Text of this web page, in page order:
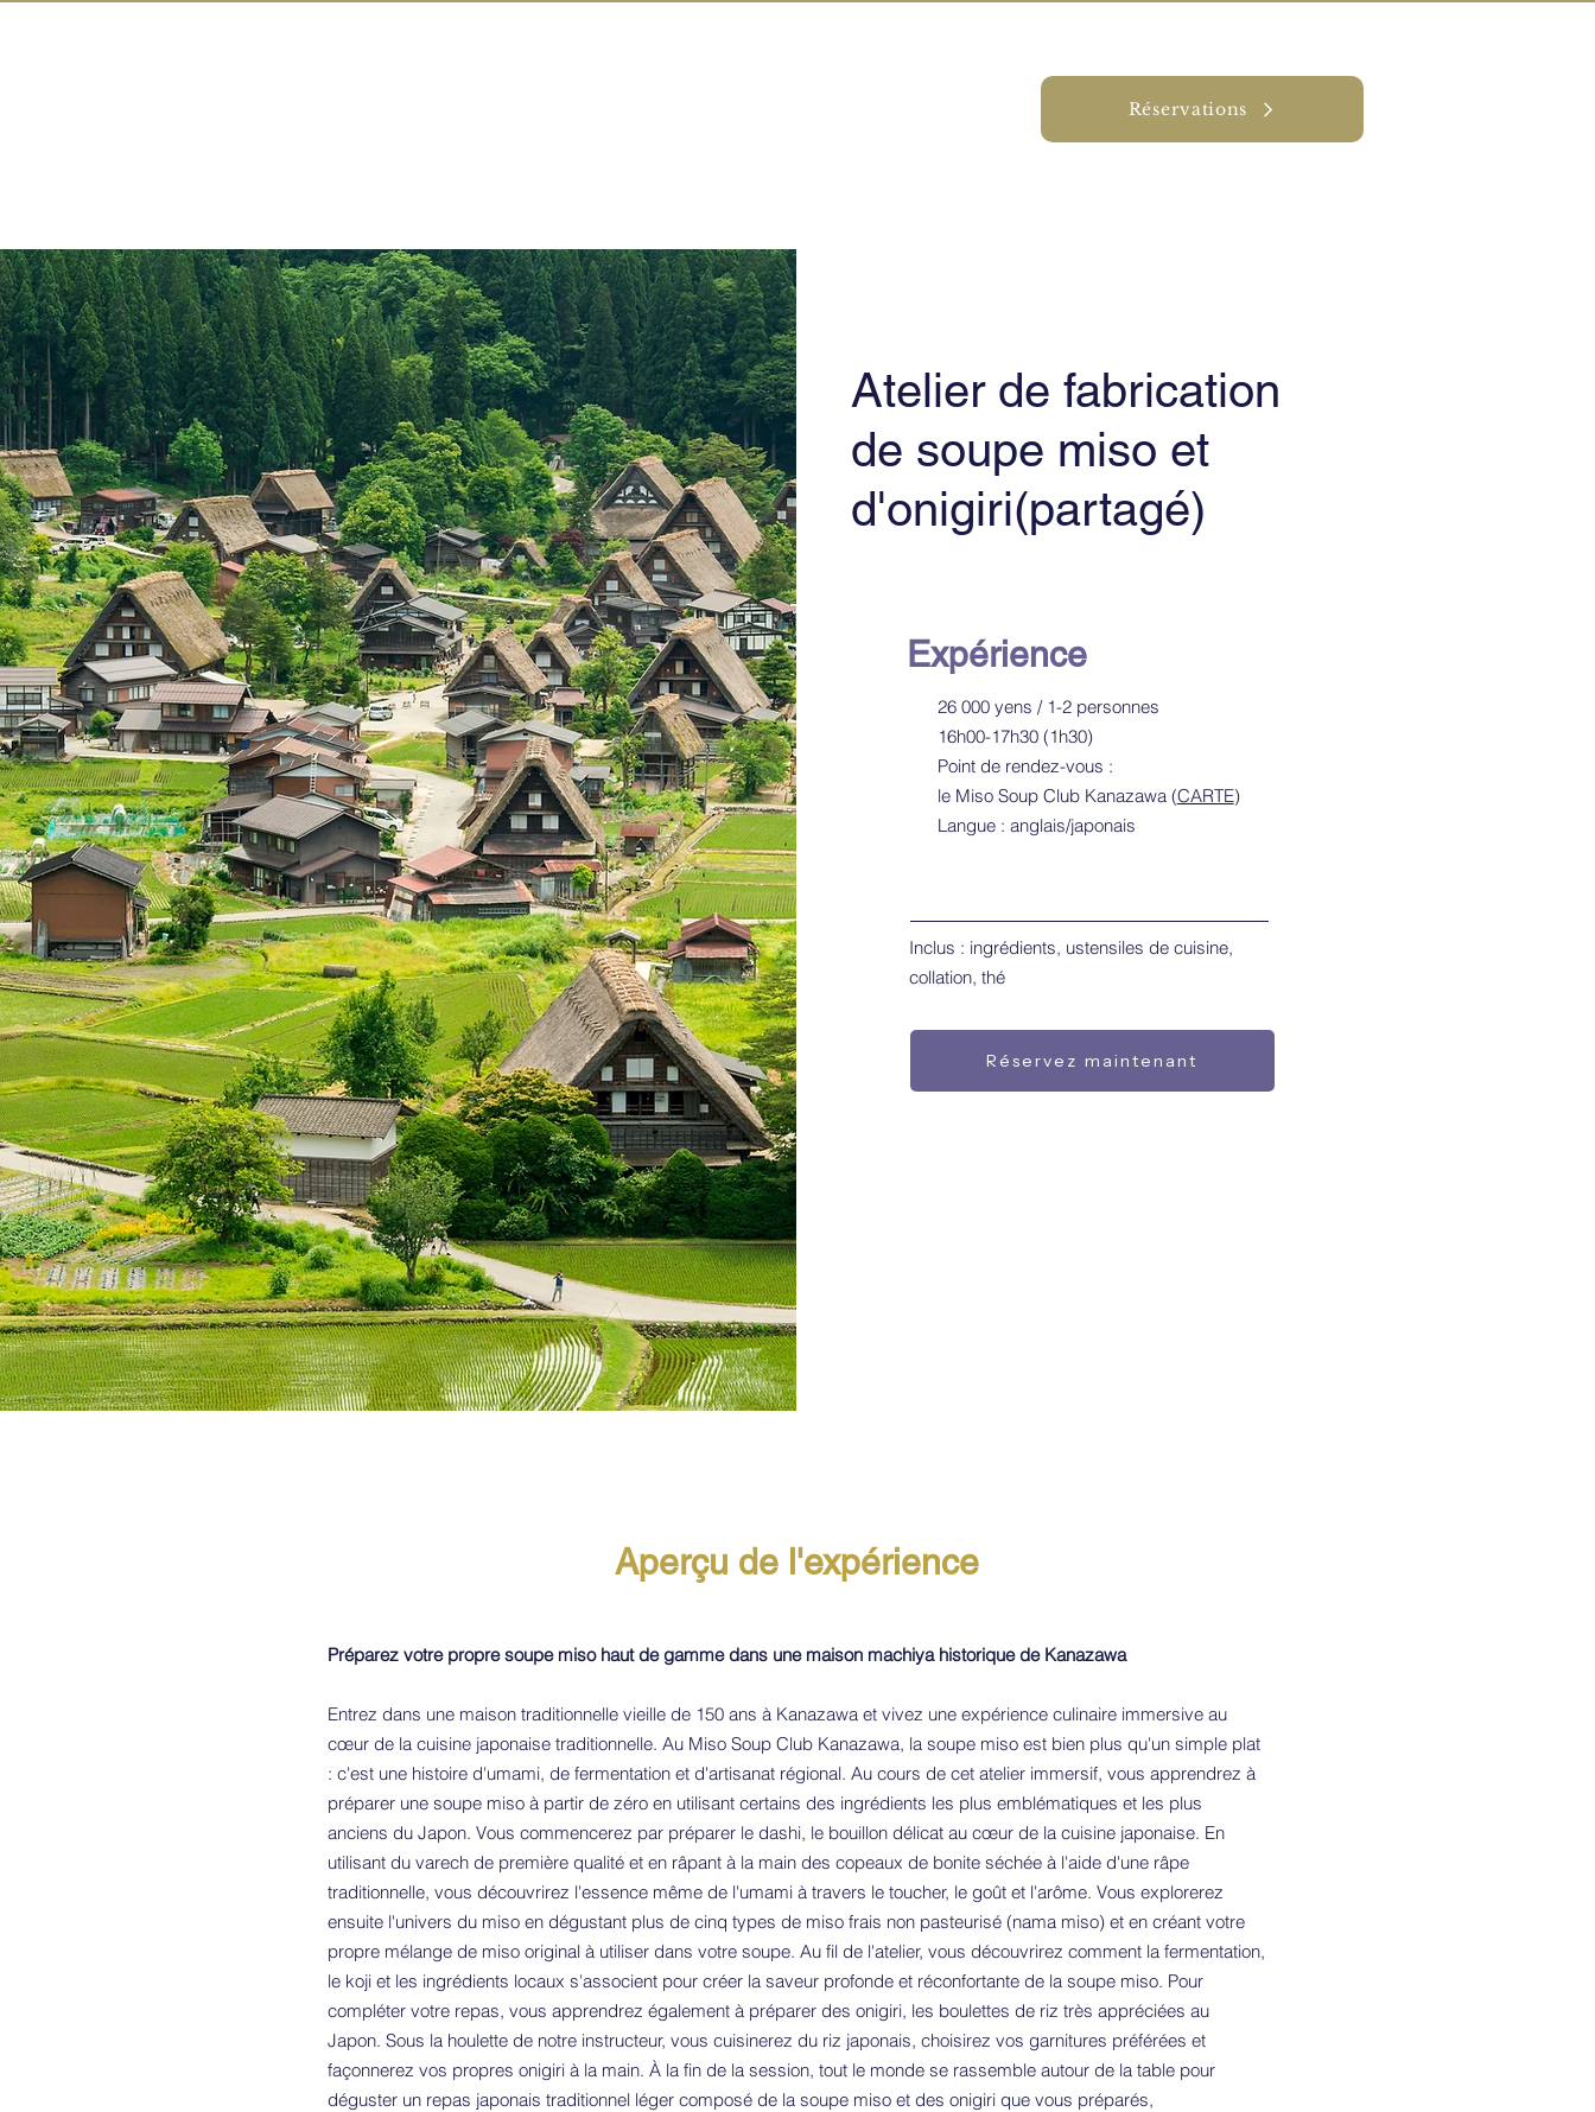
Réservations
Atelier de fabrication
de soupe miso et
d'onigiri(partagé)
Expérience
26 000 yens / 1-2 personnes
16h00-17h30 (1h30)
Point de rendez-vous :
le Miso Soup Club Kanazawa (CARTE)
Langue : anglais/japonais
Inclus : ingrédients, ustensiles de cuisine,
collation, thé
Réservez maintenant
Aperçu de l'expérience
Préparez votre propre soupe miso haut de gamme dans une maison machiya historique de Kanazawa
Entrez dans une maison traditionnelle vieille de 150 ans à Kanazawa et vivez une expérience culinaire immersive au
cœur de la cuisine japonaise traditionnelle. Au Miso Soup Club Kanazawa, la soupe miso est bien plus qu'un simple plat
: c'est une histoire d'umami, de fermentation et d'artisanat régional. Au cours de cet atelier immersif, vous apprendrez à
préparer une soupe miso à partir de zéro en utilisant certains des ingrédients les plus emblématiques et les plus
anciens du Japon. Vous commencerez par préparer le dashi, le bouillon délicat au cœur de la cuisine japonaise. En
utilisant du varech de première qualité et en râpant à la main des copeaux de bonite séchée à l'aide d'une râpe
traditionnelle, vous découvrirez l'essence même de l'umami à travers le toucher, le goût et l'arôme. Vous explorerez
ensuite l'univers du miso en dégustant plus de cinq types de miso frais non pasteurisé (nama miso) et en créant votre
propre mélange de miso original à utiliser dans votre soupe. Au fil de l'atelier, vous découvrirez comment la fermentation,
le koji et les ingrédients locaux s'associent pour créer la saveur profonde et réconfortante de la soupe miso. Pour
compléter votre repas, vous apprendrez également à préparer des onigiri, les boulettes de riz très appréciées au
Japon. Sous la houlette de notre instructeur, vous cuisinerez du riz japonais, choisirez vos garnitures préférées et
façonnerez vos propres onigiri à la main. À la fin de la session, tout le monde se rassemble autour de la table pour
déguster un repas japonais traditionnel léger composé de la soupe miso et des onigiri que vous préparés,